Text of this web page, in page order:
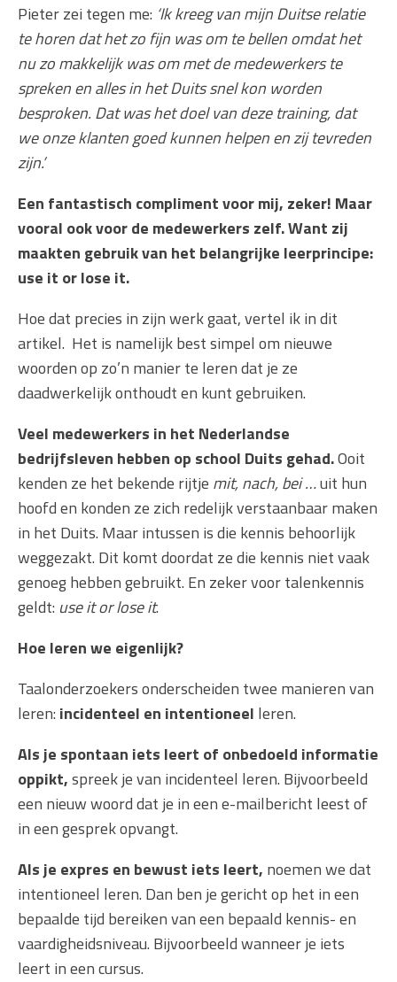
Pieter zei tegen me: ‘Ik kreeg van mijn Duitse relatie
te horen dat het zo fijn was om te bellen omdat het
nu zo makkelijk was om met de medewerkers te
spreken en alles in het Duits snel kon worden
besproken. Dat was het doel van deze training, dat
we onze klanten goed kunnen helpen en zij tevreden
zijn.’
Een fantastisch compliment voor mij, zeker! Maar
vooral ook voor de medewerkers zelf. Want zij
maakten gebruik van het belangrijke leerprincipe:
use it or lose it.
Hoe dat precies in zijn werk gaat, vertel ik in dit
artikel. Het is namelijk best simpel om nieuwe
woorden op zo’n manier te leren dat je ze
daadwerkelijk onthoudt en kunt gebruiken.
Veel medewerkers in het Nederlandse
bedrijfsleven hebben op school Duits gehad.Ooit
kenden ze het bekende rijtje mit, nach, bei …uit hun
hoofd en konden ze zich redelijk verstaanbaar maken
in het Duits. Maar intussen is die kennis behoorlijk
weggezakt. Dit komt doordat ze die kennis niet vaak
genoeg hebben gebruikt. En zeker voor talenkennis
geldt: use it or lose it.
Hoe leren we eigenlijk?
Taalonderzoekers onderscheiden twee manieren van
leren: incidenteel en intentioneel leren.
Als je spontaan iets leert of onbedoeld informatie
oppikt,spreek je van incidenteel leren. Bijvoorbeeld
een nieuw woord dat je in een e-mailbericht leest of
in een gesprek opvangt.
Als je expres en bewust iets leert, noemen we dat
intentioneel leren. Dan ben je gericht op het in een
bepaalde tijd bereiken van een bepaald kennis- en
vaardigheidsniveau. Bijvoorbeeld wanneer je iets
leert in een cursus.